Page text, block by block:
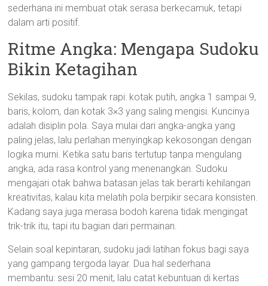
sederhana ini membuat otak serasa berkecamuk, tetapi
dalam arti positif.
Ritme Angka: Mengapa Sudoku
Bikin Ketagihan
Sekilas, sudoku tampak rapi: kotak putih, angka 1 sampai 9,
baris, kolom, dan kotak 3×3 yang saling mengisi. Kuncinya
adalah disiplin pola. Saya mulai dari angka-angka yang
paling jelas, lalu perlahan menyingkap kekosongan dengan
logika murni. Ketika satu baris tertutup tanpa mengulang
angka, ada rasa kontrol yang menenangkan. Sudoku
mengajari otak bahwa batasan jelas tak berarti kehilangan
kreativitas, kalau kita melatih pola berpikir secara konsisten.
Kadang saya juga merasa bodoh karena tidak mengingat
trik-trik itu, tapi itu bagian dari permainan.
Selain soal kepintaran, sudoku jadi latihan fokus bagi saya
yang gampang tergoda layar. Dua hal sederhana
membantu: sesi 20 menit, lalu catat kebuntuan di kertas